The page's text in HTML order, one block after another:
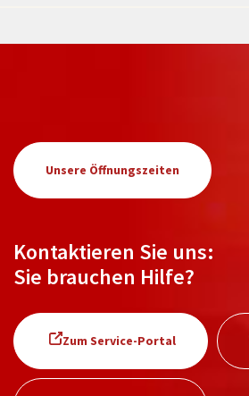
Unsere Öffnungszeiten
Kontaktieren Sie uns:
Sie brauchen Hilfe?
Zum Service-Portal